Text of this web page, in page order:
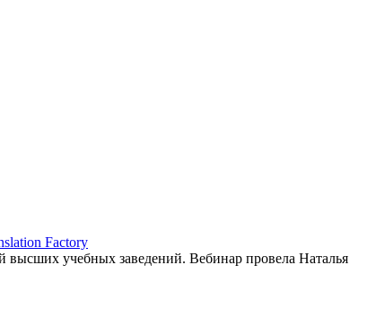
Factory
высших учебных заведений. Вебинар провела Наталья